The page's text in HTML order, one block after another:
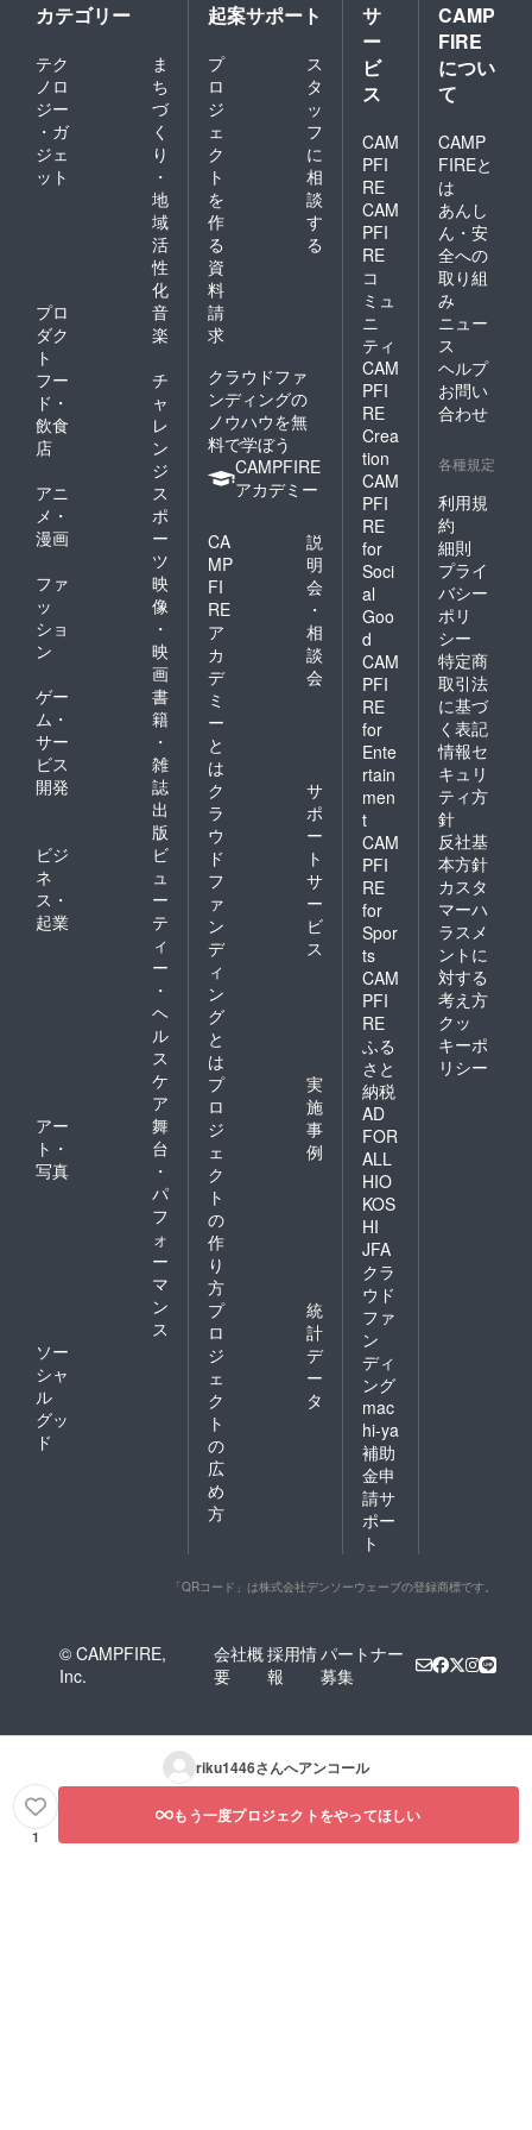
カテゴリー
テク
ノロ
ジー
・ガ
ジェ
ット
ま
ち
づ
く
り
・
地
域
活
性
化
プロ
ダク
ト
音
楽
フー
ド・
飲食
店
チ
ャ
レ
ン
ジ
アニ
メ・
漫画
ス
ポ
ー
ツ
ファ
ッ
ショ
ン
映
像
・
映
画
ゲー
ム・
サー
ビス
開発
書
籍
・
雑
誌
出
版
ビジ
ネ
ス・
起業
ビ
ュ
ー
テ
ィ
ー
・
ヘ
ル
ス
ケ
ア
アー
ト・
写真
舞
台
・
パ
フ
ォ
ー
マ
ン
ス
ソー
シャ
ル
グッ
ド
起案サポート
プ
ロ
ジ
ェ
ク
ト
を
作
る
ス
タ
ッ
フ
に
相
談
す
る
資
料
請
求
クラウドファ
ンディングの
ノウハウを無
料で学ぼう
CAMPFIRE
アカデミー
CA
MP
FI
RE
ア
カ
デ
ミ
ー
と
は
説
明
会
・
相
談
会
ク
ラ
ウ
ド
フ
ァ
ン
デ
ィ
ン
グ
と
は
サ
ポ
ー
ト
サ
ー
ビ
ス
プ
ロ
ジ
ェ
ク
ト
の
作
り
方
実
施
事
例
プ
ロ
ジ
ェ
ク
ト
の
広
め
方
統
計
デ
ー
タ
サ
ー
ビ
ス
CAM
PFI
RE
CAM
PFI
RE
コ
ミュ
ニ
ティ
CAM
PFI
RE
Crea
tion
CAM
PFI
RE
for
Soci
al
Goo
d
CAM
PFI
RE
for
Ente
rtain
men
t
CAM
PFI
RE
for
Spor
ts
CAM
PFI
RE
ふる
さと
納税
AD
FOR
ALL
HIO
KOS
HI
JFA
クラ
ウド
ファ
ン
ディ
ング
mac
hi-ya
補助
金申
請サ
ポー
ト
CAMP
FIRE
につい
て
CAMP
FIREと
は
あんし
ん・安
全への
取り組
み
ニュー
ス
ヘルプ
お問い
合わせ
各種規定
利用規
約
細則
プライ
バシー
ポリ
シー
特定商
取引法
に基づ
く表記
情報セ
キュリ
ティ方
針
反社基
本方針
カスタ
マーハ
ラスメ
ントに
対する
考え方
クッ
キーポ
リシー
「QRコード」は株式会社デンソーウェーブの登録商標です。
© CAMPFIRE,
Inc.
会社概
要
採用情
報
パートナー
募集
riku1446さんへアンコール
1
もう一度プロジェクトをやってほしい